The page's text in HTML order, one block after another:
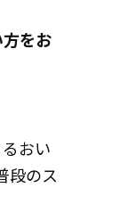
をお
おい
段のス